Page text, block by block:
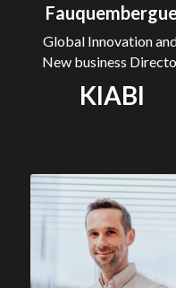
Global Innovation
New business
KIABI